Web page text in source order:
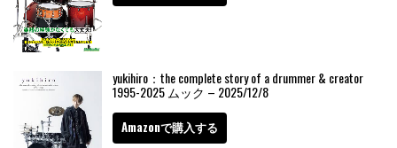
yukihiro：the complete story of a drummer & creator
1995-2025 ムック – 2025/12/8
Amazonで購入する